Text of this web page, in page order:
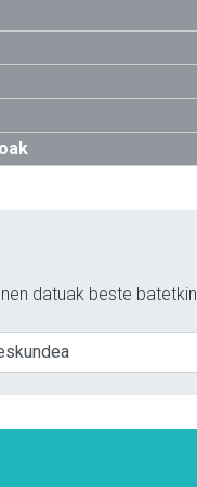
datuak beste batetkin